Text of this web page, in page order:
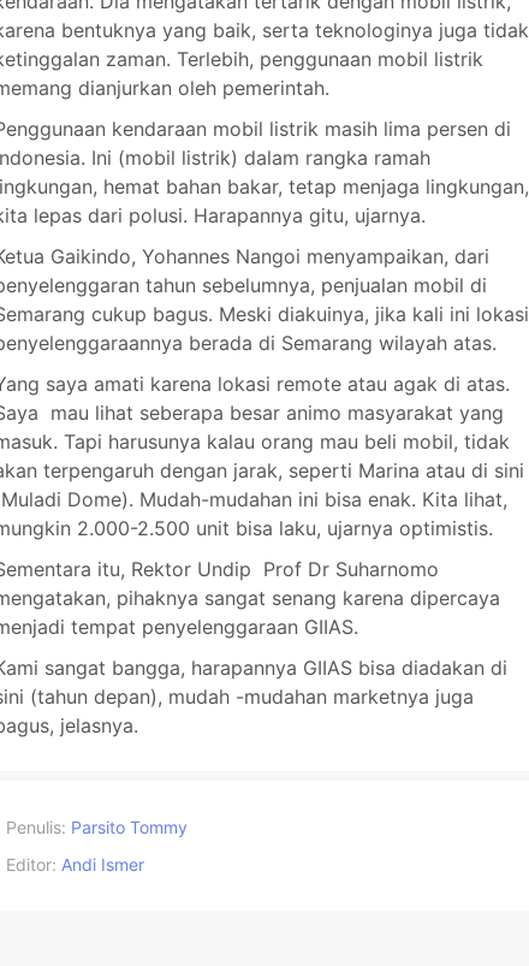
bentuknya yang baik, serta teknologinya juga tidak
zaman. Terlebih, penggunaan mobil listrik
dianjurkan oleh pemerintah.
kendaraan mobil listrik masih lima persen di
Ini (mobil listrik) dalam rangka ramah
hemat bahan bakar, tetap menjaga lingkungan,
lepas dari polusi. Harapannya gitu, ujarnya.
Gaikindo, Yohannes Nangoi menyampaikan, dari
tahun sebelumnya, penjualan mobil di
cukup bagus. Meski diakuinya, jika kali ini lokasi
berada di Semarang wilayah atas.
saya amati karena lokasi remote atau agak di atas.
mau lihat seberapa besar animo masyarakat yang
Tapi harusunya kalau orang mau beli mobil, tidak
terpengaruh dengan jarak, seperti Marina atau di sini
Dome). Mudah-mudahan ini bisa enak. Kita lihat,
2.000-2.500 unit bisa laku, ujarnya optimistis.
itu, Rektor Undip Prof Dr Suharnomo
pihaknya sangat senang karena dipercaya
tempat penyelenggaraan GIIAS.
sangat bangga, harapannya GIIAS bisa diadakan di
(tahun depan), mudah -mudahan marketnya juga
jelasnya.
Penulis: Parsito Tommy
Editor: Andi Ismer